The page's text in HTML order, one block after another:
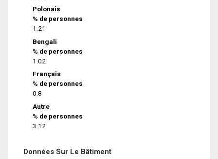
Polonais
% de personnes
1.21
Bengali
% de personnes
1.02
Français
% de personnes
0.8
Autre
% de personnes
3.12
Données Sur Le Bâtiment